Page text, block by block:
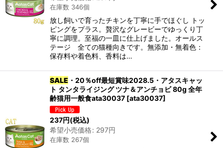
在庫数 346個
放し飼いで育ったチキンを丁寧に手でほぐし トッ
ピングをプラス。贅沢なグレービーでゆっくり丁
寧に調理。至福の一皿に仕上げました。オールス
テージ 全ての猫種向きです。無添加・無着色：
保存料や着色料、香料は…
SALE ・20％off最短賞味2028.5・アタスキャッ
ト タンタライジング ツナ＆アンチョビ 80g 全年
齢猫用一般食ata30037 [ata30037]
237円(税込)
希望小売価格: 297円
在庫数 267個